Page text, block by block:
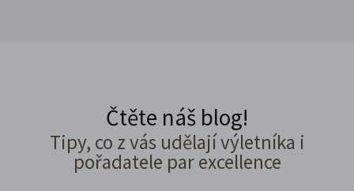
Čtěte náš blog!
Tipy, co z vás udělají výletníka i
pořadatele par excellence